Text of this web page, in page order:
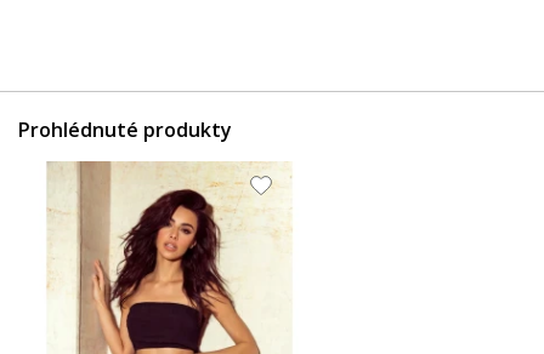
Prohlédnuté produkty